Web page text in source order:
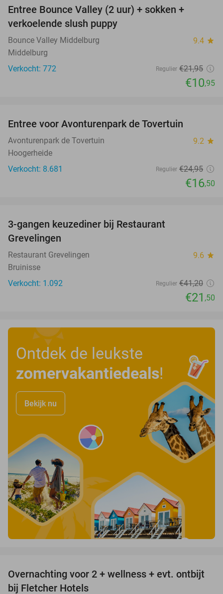
Entree Bounce Valley (2 uur) + sokken +
verkoelende slush puppy
Bounce Valley Middelburg 9.4 star
Middelburg
Verkocht: 772
Regulier €21,95
€10,95
Entree voor Avonturenpark de Tovertuin
Avonturenpark de Tovertuin 9.2 star
Hoogerheide
Verkocht: 8.681
Regulier €24,95
€16,50
3-gangen keuzediner bij Restaurant
Grevelingen
Restaurant Grevelingen 9.6 star
Bruinisse
Verkocht: 1.092
Regulier €41,20
€21 ,50
Ontdek de leukste
zomervakantiedeals!
Bekijk nu
55%
Overnachting voor 2 + wellness + evt. ontbijt
bij Fletcher Hotels